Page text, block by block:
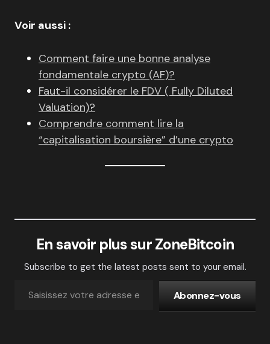
Voir aussi :
Comment faire une bonne analyse
fondamentale crypto (AF)?
Faut-il considérer le FDV ( Fully Diluted
Valuation)?
Comprendre comment lire la
“capitalisation boursière” d’une crypto
En savoir plus sur ZoneBitcoin
Subscribe to get the latest posts sent to your email.
Abonnez-vous